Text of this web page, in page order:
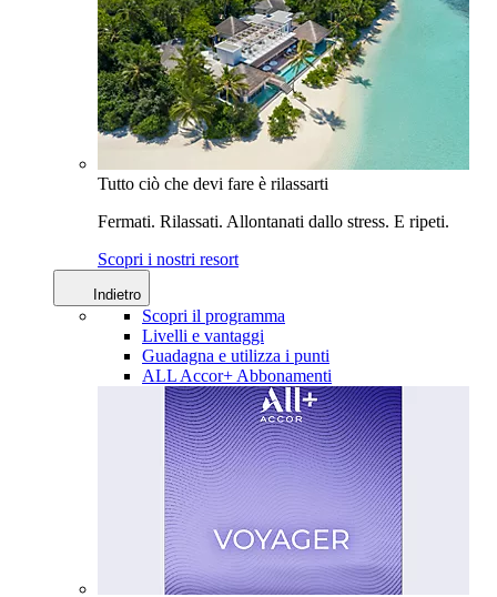
Tutto ciò che devi fare è rilassarti
Fermati. Rilassati. Allontanati dallo stress. E ripeti.
Scopri i nostri resort
Indietro
Scopri il programma
Livelli e vantaggi
Guadagna e utilizza i punti
ALL Accor+ Abbonamenti